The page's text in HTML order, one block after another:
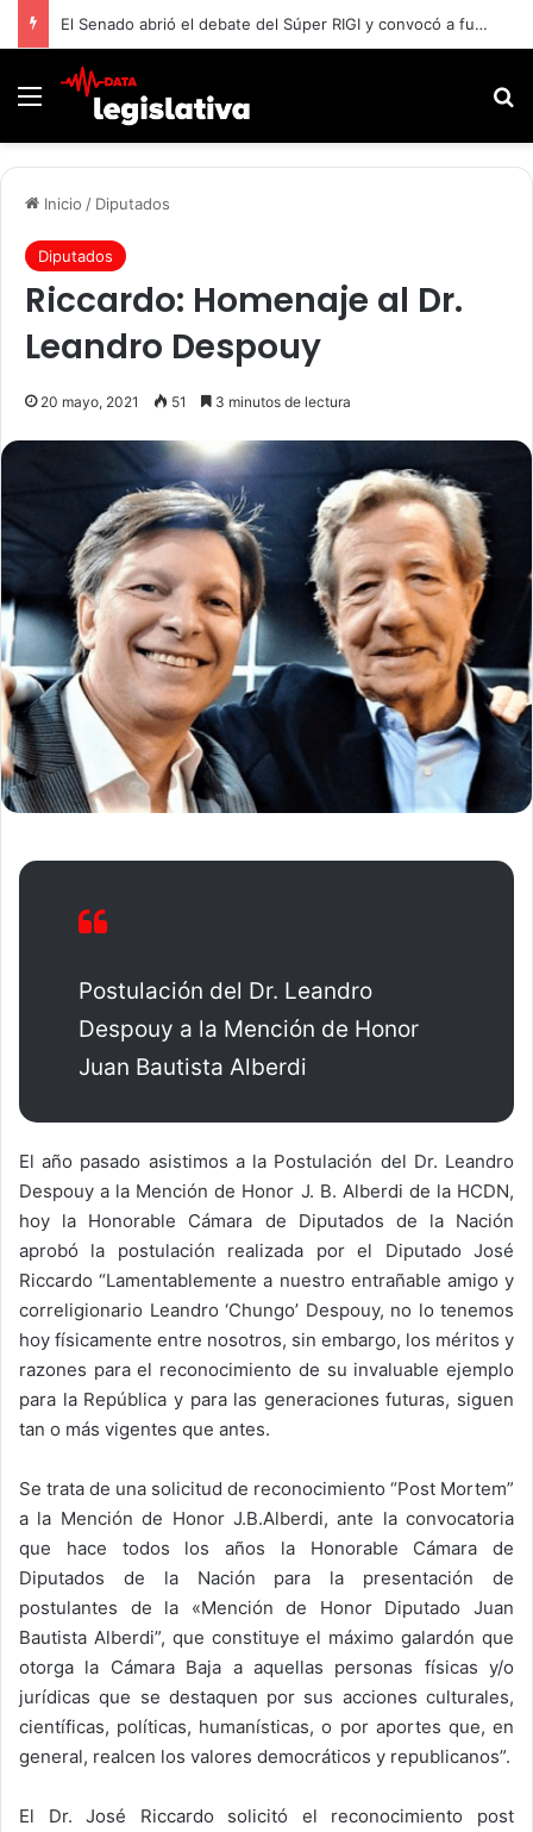
El Senado abrió el debate del Súper RIGI y convocó a funcionarios de Economía
Menú
Inicio / Diputados
Diputados
Riccardo: Homenaje al Dr.
Leandro Despouy
20 mayo, 2021 51 3 minutos de lectura
Postulación del Dr. Leandro
Despouy a la Mención de Honor
Juan Bautista Alberdi
El año pasado asistimos a la Postulación del Dr. Leandro
Despouy a la Mención de Honor J. B. Alberdi de la HCDN,
hoy la Honorable Cámara de Diputados de la Nación
aprobó la postulación realizada por el Diputado José
Riccardo “Lamentablemente a nuestro entrañable amigo y
correligionario Leandro ‘Chungo’ Despouy, no lo tenemos
hoy físicamente entre nosotros, sin embargo, los méritos y
razones para el reconocimiento de su invaluable ejemplo
para la República y para las generaciones futuras, siguen
tan o más vigentes que antes.
Se trata de una solicitud de reconocimiento “Post Mortem”
a la Mención de Honor J.B.Alberdi, ante la convocatoria
que hace todos los años la Honorable Cámara de
Diputados de la Nación para la presentación de
postulantes de la «Mención de Honor Diputado Juan
Bautista Alberdi”, que constituye el máximo galardón que
otorga la Cámara Baja a aquellas personas físicas y/o
jurídicas que se destaquen por sus acciones culturales,
científicas, políticas, humanísticas, o por aportes que, en
general, realcen los valores democráticos y republicanos”.
El Dr. José Riccardo solicitó el reconocimiento post